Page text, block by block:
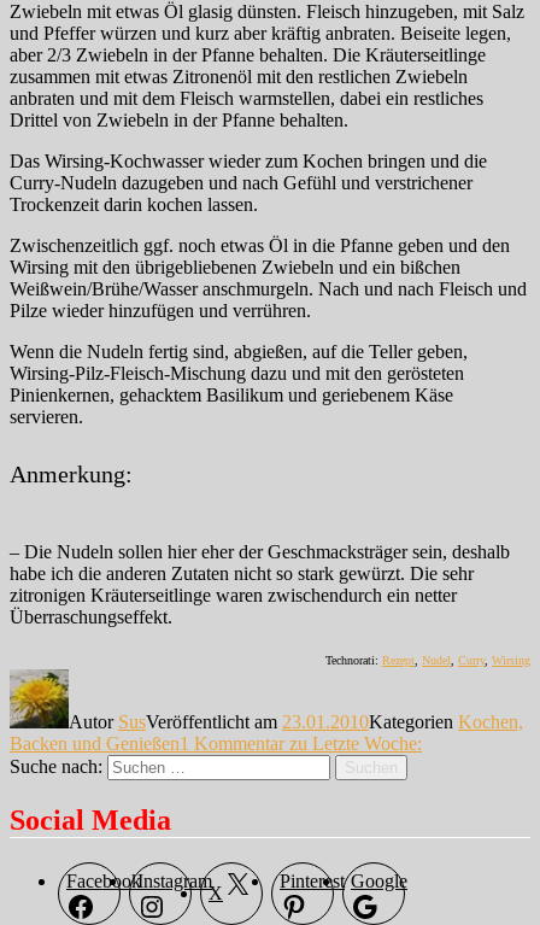
Zwiebeln mit etwas Öl glasig dünsten. Fleisch hinzugeben, mit Salz
und Pfeffer würzen und kurz aber kräftig anbraten. Beiseite legen,
aber 2/3 Zwiebeln in der Pfanne behalten. Die Kräuterseitlinge
zusammen mit etwas Zitronenöl mit den restlichen Zwiebeln
anbraten und mit dem Fleisch warmstellen, dabei ein restliches
Drittel von Zwiebeln in der Pfanne behalten.
Das Wirsing-Kochwasser wieder zum Kochen bringen und die
Curry-Nudeln dazugeben und nach Gefühl und verstrichener
Trockenzeit darin kochen lassen.
Zwischenzeitlich ggf. noch etwas Öl in die Pfanne geben und den
Wirsing mit den übrigebliebenen Zwiebeln und ein bißchen
Weißwein/Brühe/Wasser anschmurgeln. Nach und nach Fleisch und
Pilze wieder hinzufügen und verrühren.
Wenn die Nudeln fertig sind, abgießen, auf die Teller geben,
Wirsing-Pilz-Fleisch-Mischung dazu und mit den gerösteten
Pinienkernen, gehacktem Basilikum und geriebenem Käse
servieren.
Anmerkung:
– Die Nudeln sollen hier eher der Geschmacksträger sein, deshalb
habe ich die anderen Zutaten nicht so stark gewürzt. Die sehr
zitronigen Kräuterseitlinge waren zwischendurch ein netter
Überraschungseffekt.
Technorati: Rezept, Nudel, Curry, Wirsing
Autor SusVeröffentlicht am 23.01.2010Kategorien Kochen,
Backen und Genießen1 Kommentarzu Letzte Woche:
Suche nach:
Suchen
Social Media
FacebookInstagram
X
Pinterest Google